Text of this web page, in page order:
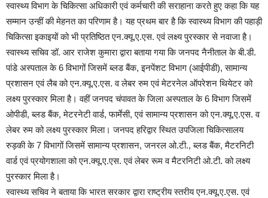
स्वास्थ्य विभाग के चिकित्सा अधिकारी एवं कर्मचारी की सराहाना करते हुए कहा कि यह
सम्मान उन्हीं की मेहनत का परिणाम है। यह प्रथम बार है कि स्वास्थ्य विभाग की पहाड़ी
चिकित्सा इकाइयों को भी प्रतिष्ठित एन.क्यू.ए.एस. एवं लक्ष्य पुरस्कार से नवाजा है।
स्वास्थ्य सचिव डॉ. आर राजेश कुमारा द्वारा बताया गया कि जनपद नैनीताल के बी.डी.
पांडे अस्पताल के 6 विभागों जिसमें ब्लड बैंक, इनपेंशट विभाग (आईपीडी), सामान्य
प्रशासन एवं लैब को एन.क्यू.ए.एस. व लेबर रुम एवं मेटरनेल ऑपरेशन थियेटर को
लक्ष्य पुरस्कार मिला है। वहीं जनपद चंपावत के जिला अस्पताल के 6 विभाग जिसमें
ओपीडी, ब्लड बैंक, मेटरनेटी वार्ड, फार्मेसी, एवं सामान्य प्रशासन को एन.क्यू.ए.एस. व
लेबर रुम को लक्ष्य पुरस्कार मिला। जनपद हरिद्वार स्थित उपजिला चिकित्सालय
रुड़की के 7 विभागों जिसमें सामान्य प्रशासन, जनरल ओ.टी., ब्लड बैंक, मैटरनिटी
वार्ड एवं प्रयोगशाला को एन.क्यू.ए.एस. एवं लेबर रूम व मैटरनिटी ओ.टी. को लक्ष्य
पुरस्कार मिला है।
स्वास्थ्य सचिव ने बताया कि भारत सरकार द्वारा राष्ट्रीय स्तरीय एन.क्यू.ए.एस. एवं